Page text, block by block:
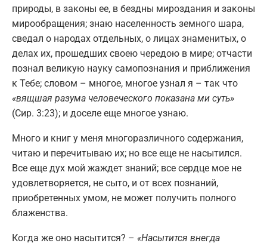
природы, в законы ее, в бездны мироздания и законы
мирообращения; знаю населенность земного шара,
сведал о народах отдельных, о лицах знаменитых, о
делах их, прошедших своею чередою в мире; отчасти
познал великую науку самопознания и приближения
к Тебе; словом – многое, многое узнал я – так что
«вящшая разума человеческого показана ми суть»
(Сир. 3:23); и доселе еще многое узнаю.
Много и книг у меня многоразличного содержания,
читаю и перечитываю их; но все еще не насытился.
Все еще дух мой жаждет знаний; все сердце мое не
удовлетворяется, не сыто, и от всех познаний,
приобретенных умом, не может получить полного
блаженства.
Когда же оно насытится? – «Насытится внегда